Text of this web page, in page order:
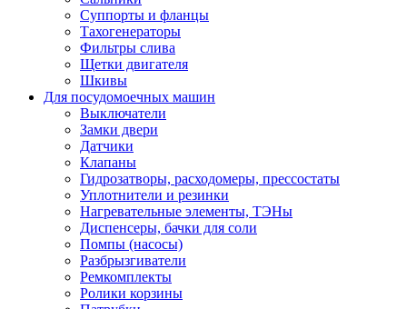
Суппорты и фланцы
Тахогенераторы
Фильтры слива
Щетки двигателя
Шкивы
Для посудомоечных машин
Выключатели
Замки двери
Датчики
Клапаны
Гидрозатворы, расходомеры, прессостаты
Уплотнители и резинки
Нагревательные элементы, ТЭНы
Диспенсеры, бачки для соли
Помпы (насосы)
Разбрызгиватели
Ремкомплекты
Ролики корзины